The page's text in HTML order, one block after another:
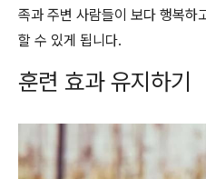
족과 주변 사람들이 보다 행복하
할 수 있게 됩니다.
훈련 효과 유지하기